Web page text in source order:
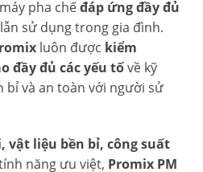
pha chếđáp ứng đầy đủ
lẫn sử dụng trong gia đình.
luôn được kiểm
đầy đủ các yếu tốvề kỹ
bỉ và an toàn với người sử
vật liệu bền bỉ, công suất
năng ưu việt, Promix PM